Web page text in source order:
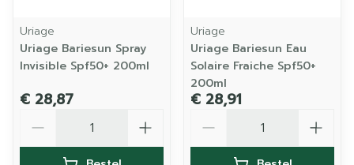
Uriage
Uriage Bariesun Spray
Invisible Spf50+ 200ml
€ 28,87
Uriage
Uriage Bariesun Eau
Solaire Fraiche Spf50+
200ml
€ 28,91